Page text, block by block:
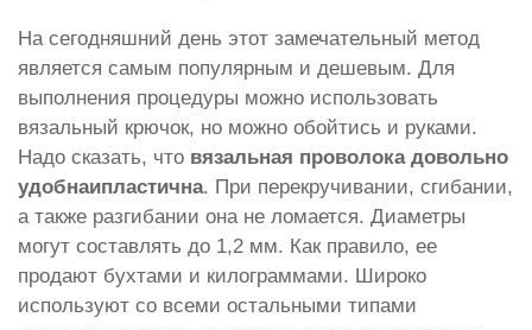
На сегодняшний день этот замечательный метод
является самым популярным и дешевым. Для
выполнения процедуры можно использовать
вязальный крючок, но можно обойтись и руками.
Надо сказать, что вязальная проволока довольно
удобнаипластична. При перекручивании, сгибании,
а также разгибании она не ломается. Диаметры
могут составлять до 1,2 мм. Как правило, ее
продают бухтами и килограммами. Широко
используют со всеми остальными типами